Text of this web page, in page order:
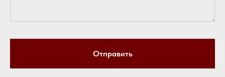
Отправить